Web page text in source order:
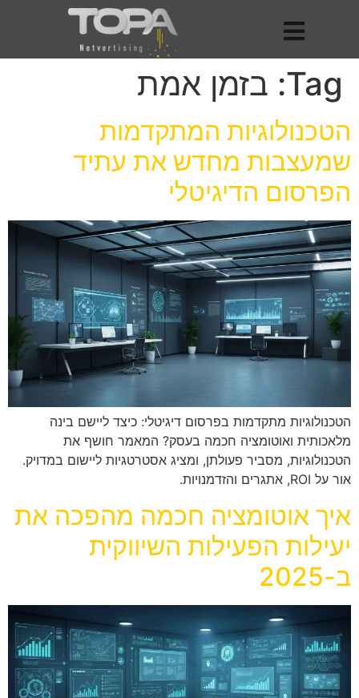
Tag: בזמן אמת
הטכנולוגיות המתקדמות
שמעצבות מחדש את עתיד
הפרסום הדיגיטלי
הטכנולוגיות מתקדמות בפרסום דיגיטלי: כיצד ליישם בינה
מלאכותית ואוטומציה חכמה בעסק? המאמר חושף את
הטכנולוגיות, מסביר פעולתן, ומציג אסטרטגיות ליישום במדויק.
אור על ROI, אתגרים והזדמנויות.
איך אוטומציה חכמה מהפכה את
יעילות הפעילות השיווקית
ב-2025